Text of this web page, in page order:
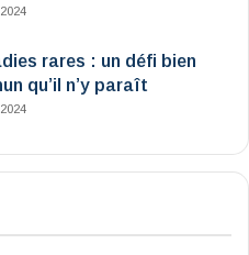
rares : un défi bien
qu’il n’y paraît